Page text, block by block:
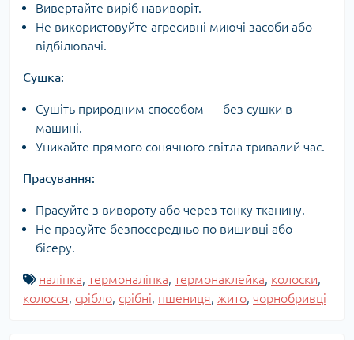
Вивертайте виріб навиворіт.
Не використовуйте агресивні миючі засоби або
відбілювачі.
Сушка:
Сушіть природним способом — без сушки в
машині.
Уникайте прямого сонячного світла тривалий час.
Прасування:
Прасуйте з вивороту або через тонку тканину.
Не прасуйте безпосередньо по вишивці або
бісеру.
наліпка, термоналіпка, термонаклейка, колоски,
колосся, срібло, срібні, пшениця, жито, чорнобривці